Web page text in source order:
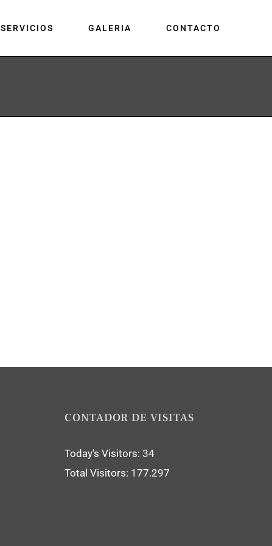
SERVICIOS GALERIA CONTACTO
CONTADOR DE VISITAS
Today's Visitors: 34
Total Visitors: 177.297